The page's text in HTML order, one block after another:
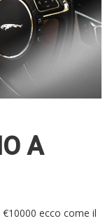
A
ecco come il